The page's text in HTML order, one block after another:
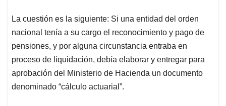
La cuestión es la siguiente: Si una entidad del orden
nacional tenía a su cargo el reconocimiento y pago de
pensiones, y por alguna circunstancia entraba en
proceso de liquidación, debía elaborar y entregar para
aprobación del Ministerio de Hacienda un documento
denominado “cálculo actuarial”.